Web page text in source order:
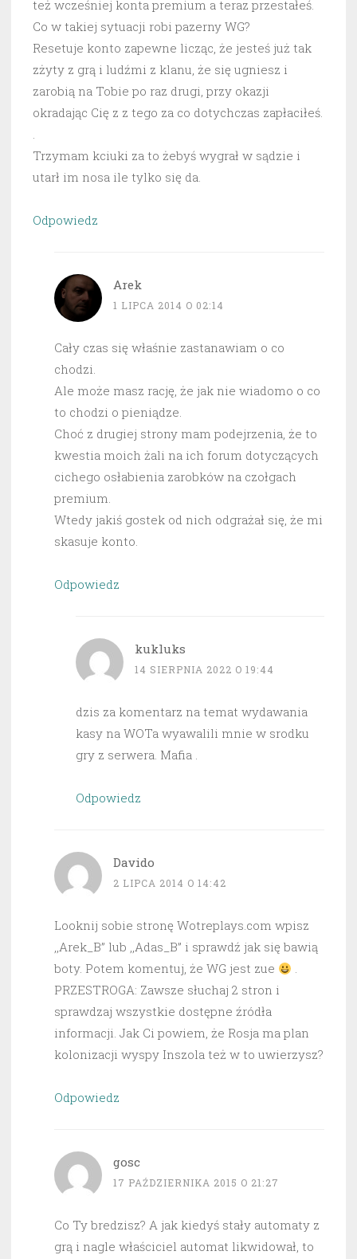
też wcześniej konta premium a teraz przestałeś.
Co w takiej sytuacji robi pazerny WG?
Resetuje konto zapewne licząc, że jesteś już tak
zżyty z grą i ludźmi z klanu, że się ugniesz i
zarobią na Tobie po raz drugi, przy okazji
okradając Cię z z tego za co dotychczas zapłaciłeś.
.
Trzymam kciuki za to żebyś wygrał w sądzie i
utarł im nosa ile tylko się da.
Odpowiedz
Arek
1 LIPCA 2014 O 02:14
Cały czas się właśnie zastanawiam o co
chodzi.
Ale może masz rację, że jak nie wiadomo o co
to chodzi o pieniądze.
Choć z drugiej strony mam podejrzenia, że to
kwestia moich żali na ich forum dotyczących
cichego osłabienia zarobków na czołgach
premium.
Wtedy jakiś gostek od nich odgrażał się, że mi
skasuje konto.
Odpowiedz
kukluks
14 SIERPNIA 2022 O 19:44
dzis za komentarz na temat wydawania
kasy na WOTa wyawalili mnie w srodku
gry z serwera. Mafia .
Odpowiedz
Davido
2 LIPCA 2014 O 14:42
Looknij sobie stronę Wotreplays.com wpisz
,,Arek_B” lub ,,Adas_B” i sprawdź jak się bawią
boty. Potem komentuj, że WG jest zue
.
PRZESTROGA: Zawsze słuchaj 2 stron i
sprawdzaj wszystkie dostępne źródła
informacji. Jak Ci powiem, że Rosja ma plan
kolonizacji wyspy Inszola też w to uwierzysz?
Odpowiedz
gosc
17 PAŹDZIERNIKA 2015 O 21:27
Co Ty bredzisz? A jak kiedyś stały automaty z
grą i nagle właściciel automat likwidował, to